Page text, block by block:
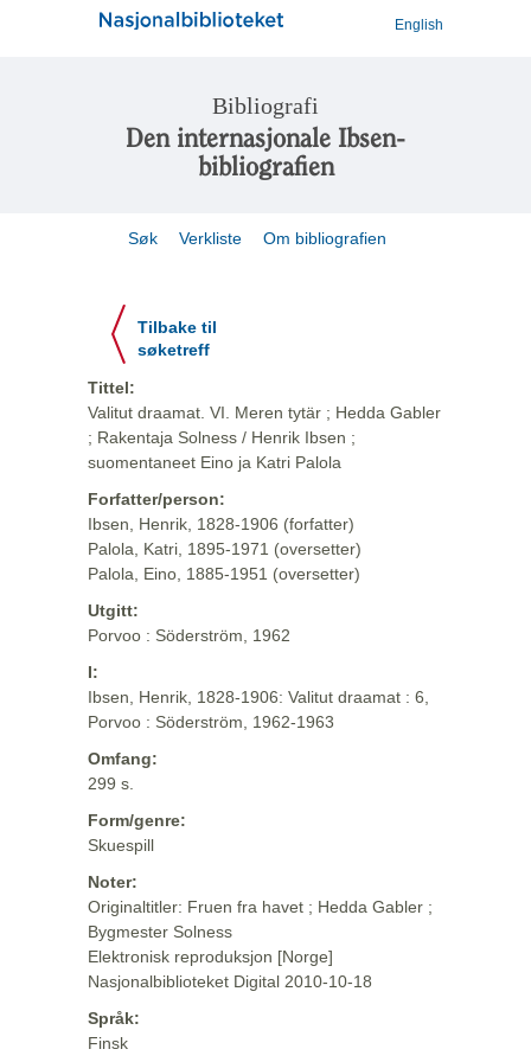
English
Bibliografi
Den internasjonale Ibsen-
bibliografien
Søk Verkliste Om bibliografien
Tilbake til
søketreff
Tittel:
Valitut draamat. VI. Meren tytär ; Hedda Gabler
; Rakentaja Solness / Henrik Ibsen ;
suomentaneet Eino ja Katri Palola
Forfatter/person:
Ibsen, Henrik, 1828-1906 (forfatter)
Palola, Katri, 1895-1971 (oversetter)
Palola, Eino, 1885-1951 (oversetter)
Utgitt:
Porvoo : Söderström, 1962
I:
Ibsen, Henrik, 1828-1906: Valitut draamat : 6,
Porvoo : Söderström, 1962-1963
Omfang:
299 s.
Form/genre:
Skuespill
Noter:
Originaltitler: Fruen fra havet ; Hedda Gabler ;
Bygmester Solness
Elektronisk reproduksjon [Norge]
Nasjonalbiblioteket Digital 2010-10-18
Språk:
Finsk